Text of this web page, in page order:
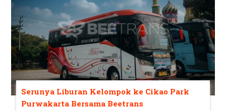
Serunya Liburan Kelompok ke Cikao Park
Purwakarta Bersama Beetrans